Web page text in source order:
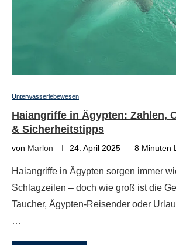
Unterwasserlebewesen
Haiangriffe in Ägypten: Zahlen,
& Sicherheitstipps
von Marlon 24. April 2025 8 Minuten
Haiangriffe in Ägypten sorgen immer
Schlagzeilen – doch wie groß ist die
Taucher, Ägypten-Reisender oder
…